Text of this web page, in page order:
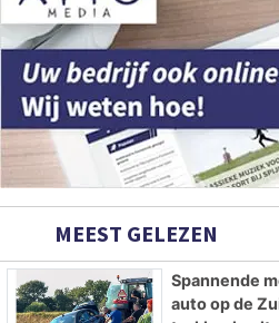
MEEST GELEZEN
Spannende
auto op de